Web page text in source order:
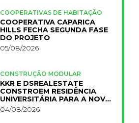
COOPERATIVAS DE HABITAÇÃO
COOPERATIVA CAPARICA
HILLS FECHA SEGUNDA FASE
DO PROJETO
05/08/2026
CONSTRUÇÃO MODULAR
KKR E DSREALESTATE
CONSTROEM RESIDÊNCIA
UNIVERSITÁRIA PARA A NOVA
FCT
04/08/2026